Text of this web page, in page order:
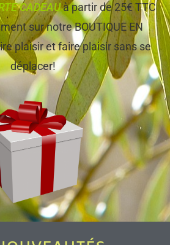
CADEAUà partir de 25€ TTC
sur notre BOUTIQUE EN
plaisir et faire plaisir sans se
déplacer!